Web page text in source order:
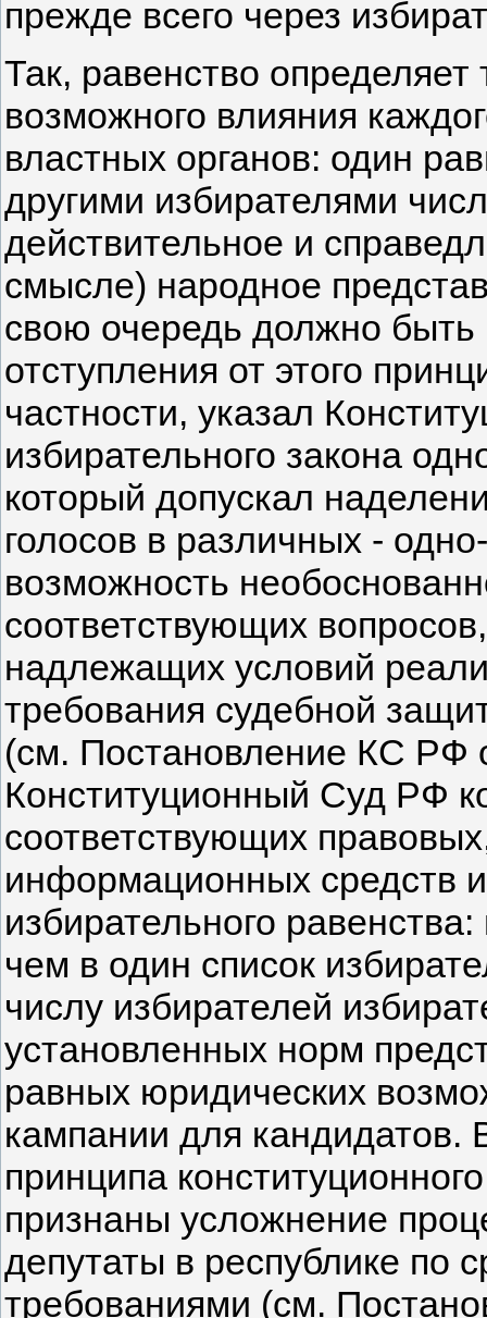
прежде всего через
Так, равенство
возможного влияния
властных органов: один
другими избирателями
действительное и
смысле) народное
свою очередь должно
отступления от этого
частности, указал
избирательного закона
который допускал
голосов в различных -
возможность
соответствующих
надлежащих условий
требования судебной
(см. Постановление КС РФ
Конституционный Суд РФ
соответствующих
информационных средств
избирательного
чем в один список
числу избирателей
установленных норм
равных юридических
кампании для
принципа
признаны усложнение
депутаты в республике
требованиями (см.